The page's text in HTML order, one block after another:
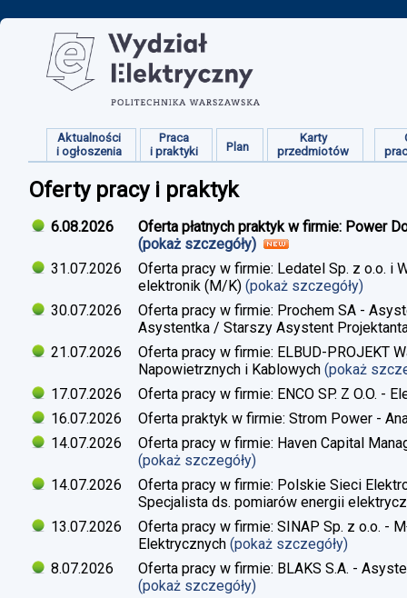
Aktualności
i ogłoszenia
Praca
i praktyki
Plan
Karty
przedmiotów
Oferty pracy i praktyk
6.08.2026
Oferta płatnych praktyk w firmie: Power
(pokaż szczegóły)
31.07.2026
Oferta pracy w firmie: Ledatel Sp. z o.o. i
elektronik (M/K) (pokaż szczegóły)
30.07.2026
Oferta pracy w firmie: Prochem SA -
Asystentka / Starszy Asystent
21.07.2026
Oferta pracy w firmie: ELBUD-PROJEKT
Napowietrznych i Kablowych (pokaż
17.07.2026
Oferta pracy w firmie: ENCO SP. Z O.O. -
16.07.2026
Oferta praktyk w firmie: Strom Power -
14.07.2026
Oferta pracy w firmie: Haven Capital
(pokaż szczegóły)
14.07.2026
Oferta pracy w firmie: Polskie Sieci
Specjalista ds. pomiarów energii
13.07.2026
Oferta pracy w firmie: SINAP Sp. z o.o. -
Elektrycznych (pokaż szczegóły)
8.07.2026
Oferta pracy w firmie: BLAKS S.A. -
(pokaż szczegóły)